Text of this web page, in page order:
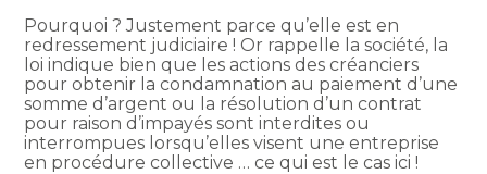
Pourquoi ? Justement parce qu’elle est en
redressement judiciaire ! Or rappelle la société, la
loi indique bien que les actions des créanciers
pour obtenir la condamnation au paiement d’une
somme d’argent ou la résolution d’un contrat
pour raison d’impayés sont interdites ou
interrompues lorsqu’elles visent une entreprise
en procédure collective … ce qui est le cas ici !